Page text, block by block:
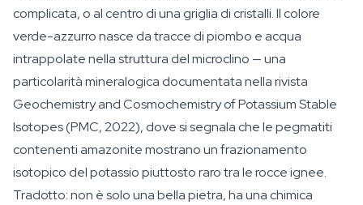
complicata, o al centro di una griglia di cristalli. Il colore
verde-azzurro nasce da tracce di piombo e acqua
intrappolate nella struttura del microclino — una
particolarità mineralogica documentata nella rivista
Geochemistry and Cosmochemistry of Potassium Stable
Isotopes (PMC, 2022), dove si segnala che le pegmatiti
contenenti amazonite mostrano un frazionamento
isotopico del potassio piuttosto raro tra le rocce ignee.
Tradotto: non è solo una bella pietra, ha una chimica